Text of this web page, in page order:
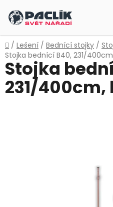
na
obsah
Domů
/ Lešení / Bednící stojky /
Stojka bednící B40, 231/
Stojka
231/400cm,